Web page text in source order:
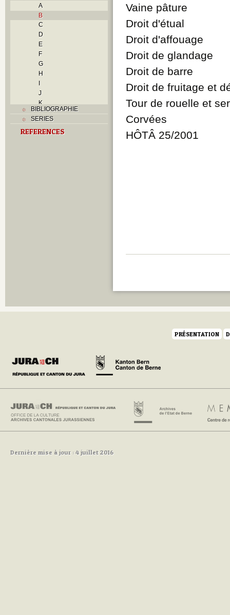
A
B
C
D
E
F
G
H
I
J
K
L
M
N
BIBLIOGRAPHIE
SERIES
REFERENCES
Vaine pâture
Droit d'étual
Droit d'affouage
Droit de glandage
Droit de barre
Droit de fruitage et
Tour de rouelle et
Corvées
HÔTÂ 25/2001
PRÉSENTATION
Dernière mise à jour : 4 juillet 2016